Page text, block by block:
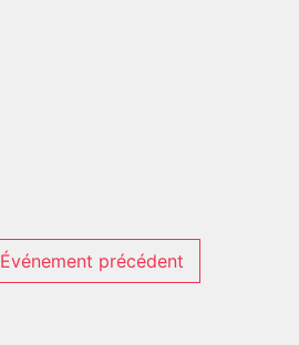
Événement précédent